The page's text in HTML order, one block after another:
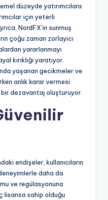
düzeyde yatırımcılara
için yeterli
NordFX’in sunmuş
çoğu zaman zorlayıcı
yararlanmayı
kırıklığı yaratıyor.
yaşanan gecikmeler ve
anlık karar vermesi
bir dezavantaj oluşturuyor.
endişeler, kullanıcıların
daha da
ve regülasyonuna
lisansa sahip olduğu